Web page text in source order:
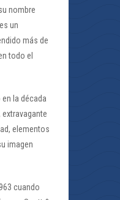
nombre
un
más de
todo el
la década
elementos
imagen
cuando